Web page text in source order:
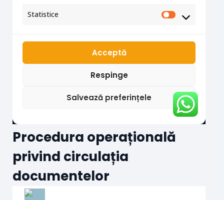
Procedura operațională
privind circulația
documentelor